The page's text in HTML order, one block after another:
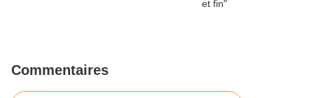
Commentaires